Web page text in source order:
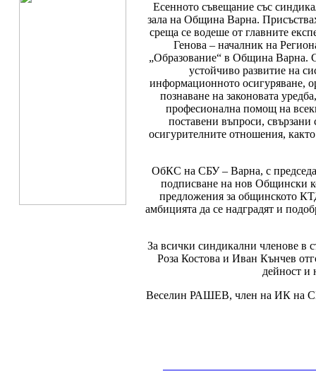
Есенното съвещание със
зала на Община Варна.
среща се водеше от главните
Генова – началник на
„Образование“ в Община Варна.
устойчиво развитие на
информационното осигуряване,
познаване на законовата
професионална помощ на
поставени въпроси,
осигурителните отношения,
ОбКС на СБУ – Варна, с
подписване на нов Общински
предложения за общинското
амбицията да се надградят и
За всички синдикални членове в
Роза Костова и Иван Кънчев
дейност и
Веселин РАШЕВ, член на ИК на